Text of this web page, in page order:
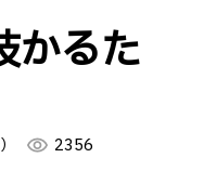
かるた
visibility 2356